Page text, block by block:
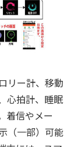
リー計、移動
心拍計、睡眠
着信やメー
（一部）可能